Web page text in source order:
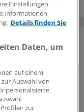
Einstellungen
Informationen
Details finden Sie
Daten, um
auf einem
Auswahl von
personalisierte
zur